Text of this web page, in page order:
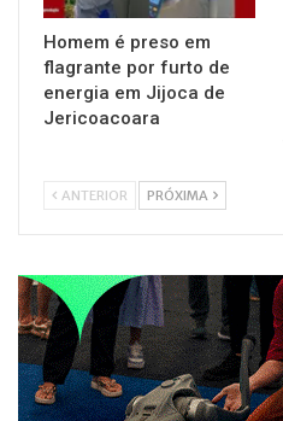
Homem é preso em
flagrante por furto de
energia em Jijoca de
Jericoacoara
ANTERIOR PRÓXIMA